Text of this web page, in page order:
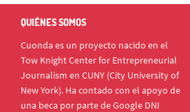
QUIÉNES SOMOS
Cuonda es un proyecto nacido en el
Tow Knight Center for Entrepreneurial
Journalism en CUNY (City University of
New York). Ha contado con el apoyo de
una beca por parte de Google DNI